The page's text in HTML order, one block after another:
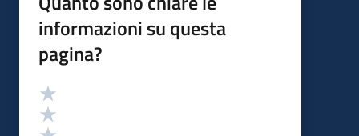
informazioni su questa
pagina?
Valutazione